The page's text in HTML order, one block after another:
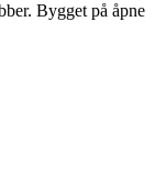
Bygget på åpne